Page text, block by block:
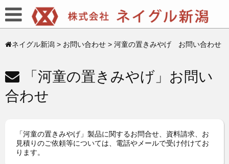
ネイグル新潟 > お問い合わせ > 河童の置きみやげ お問い合わせ
「河童の置きみやげ」お問い
合わせ
「河童の置きみやげ」製品に関するお問合せ、資料請求、お
見積りのご依頼等については、電話やメールで受け付けてお
ります。